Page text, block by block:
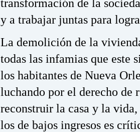
transformación de la
y a trabajar juntas para
La demolición de la
todas las infamias que este
los habitantes de Nueva
luchando por el derecho de
reconstruir la casa y la
los de bajos ingresos es